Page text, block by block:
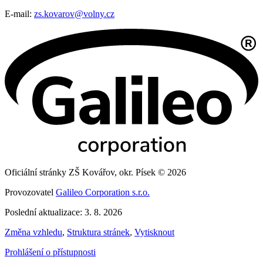
E-mail: zs.kovarov@volny.cz
Oficiální stránky ZŠ Kovářov, okr. Písek © 2026
Provozovatel Galileo Corporation s.r.o.
Poslední aktualizace: 3. 8. 2026
Změna vzhledu, Struktura stránek, Vytisknout
Prohlášení o přístupnosti